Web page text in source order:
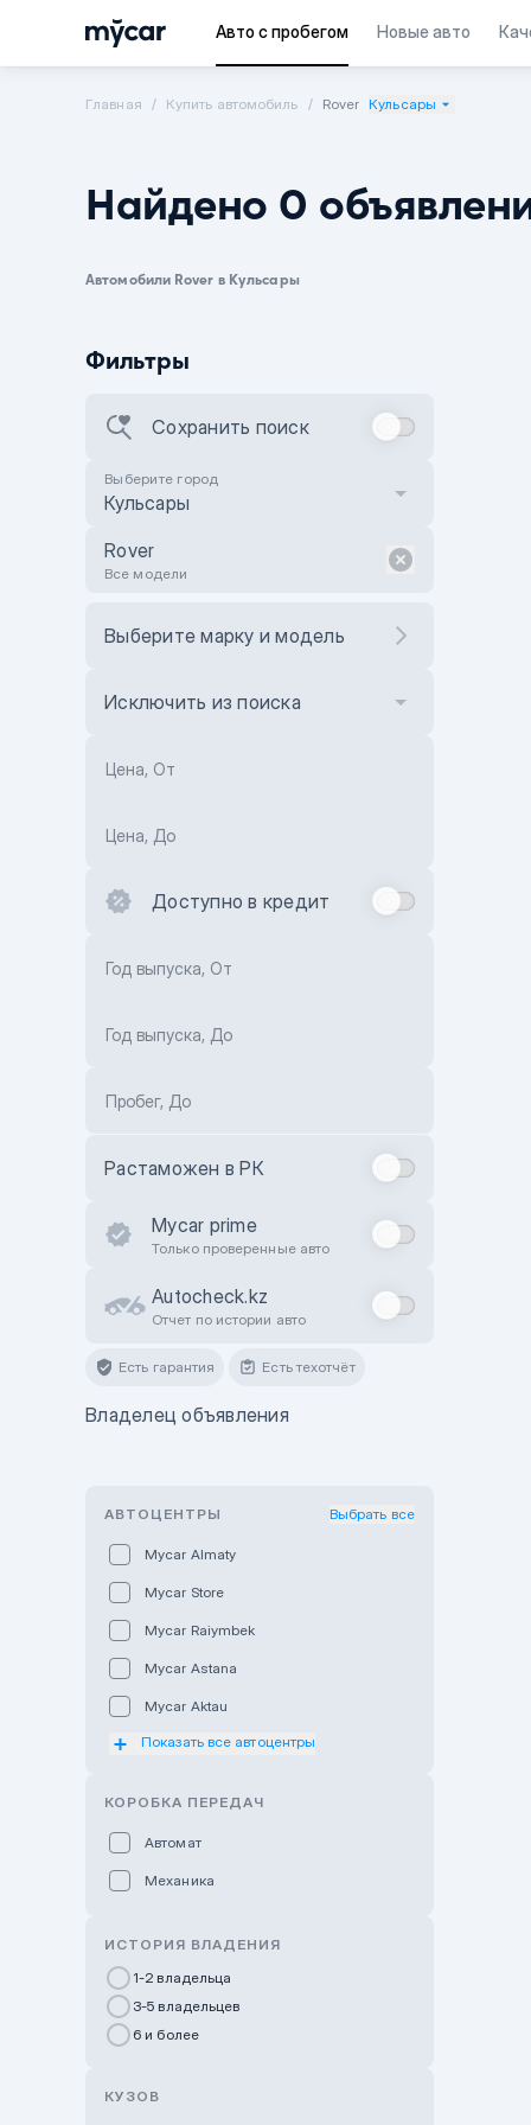
Авто с пробегом Новые авто
Главная Купить автомобиль Rover Кульсары
Найдено 0
Автомобили Rover в Кульсары
Фильтры
Сохранить поиск
Выберите город
Кульсары
Rover
Все модели
Выберите марку и модель
Исключить из поиска
Цена, От
Цена, До
Доступно в кредит
Год выпуска, От
Год выпуска, До
Пробег, До
Растаможен в РК
Mycar prime
Только проверенные авто
Autocheck.kz
Отчет по истории авто
Есть гарантия Есть техотчёт
Владелец объявления
АВТОЦЕНТРЫ Выбрать все
Mycar Almaty
Mycar Store
Mycar Raiymbek
Mycar Astana
Mycar Aktau
Mycar Uralsk
GWM Nurly Zhol
Chery Astana
Показать все автоцентры
КОРОБКА ПЕРЕДАЧ
Автомат
Механика
ИСТОРИЯ ВЛАДЕНИЯ
1-2 владельца
3-5 владельцев
6 и более
КУЗОВ